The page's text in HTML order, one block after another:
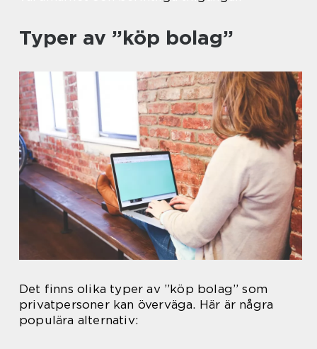
Typer av ”köp bolag”
Det finns olika typer av ”köp bolag” som
privatpersoner kan överväga. Här är några
populära alternativ: